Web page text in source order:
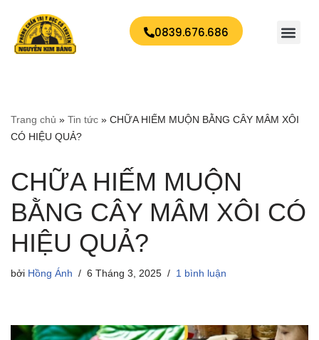
Chuyển
tới
0839.676.686
Trang chủ » Tin tức » CHỮA HIẾM MUỘN BẰNG CÂY MÂM XÔI
CÓ HIỆU QUẢ?
CHỮA HIẾM MUỘN
BẰNG CÂY MÂM XÔI CÓ
HIỆU QUẢ?
bởi Hồng Ánh 6 Tháng 3, 2025 1 bình luận